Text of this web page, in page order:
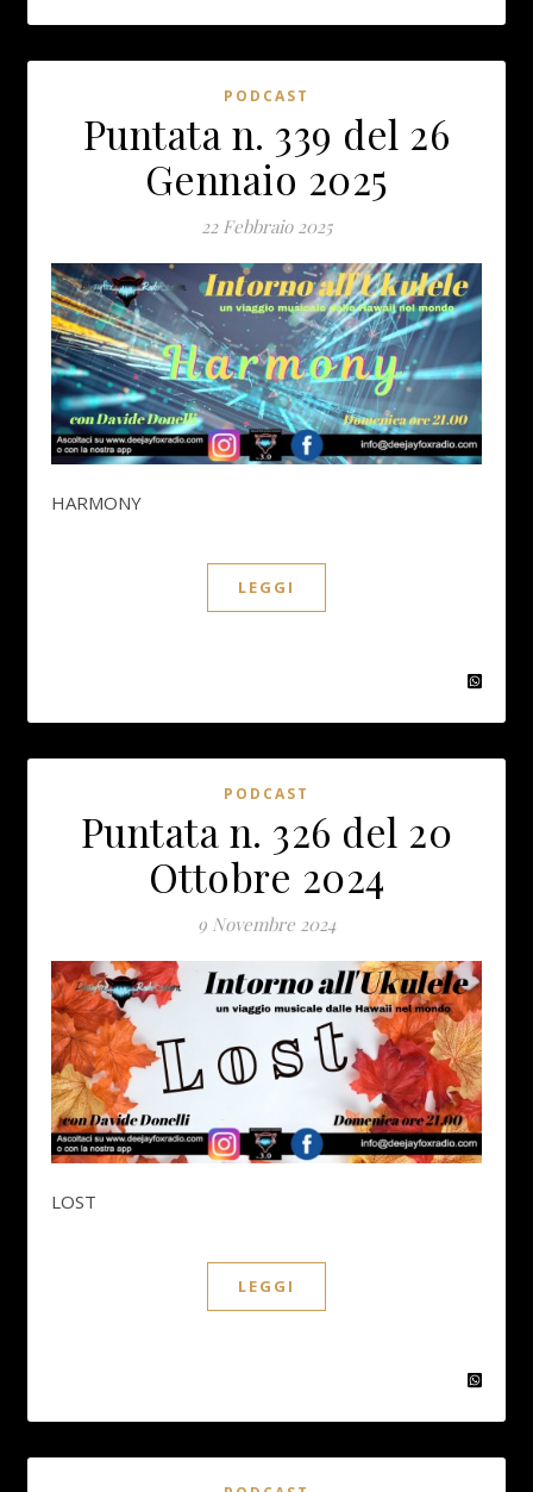
PODCAST
Puntata n. 339 del 26
Gennaio 2025
22 Febbraio 2025
HARMONY
LEGGI
PODCAST
Puntata n. 326 del 20
Ottobre 2024
9 Novembre 2024
LOST
LEGGI